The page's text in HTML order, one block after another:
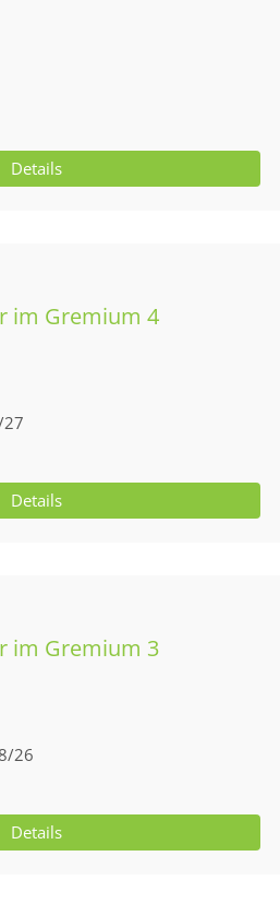
Details
im Gremium 4
Details
im Gremium 3
26
Details